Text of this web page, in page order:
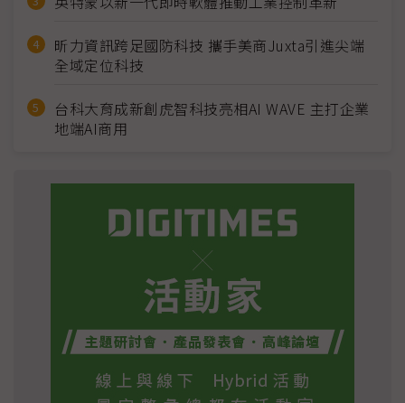
昕力資訊跨足國防科技 攜手美商Juxta引進尖端
全域定位科技
台科大育成新創虎智科技亮相AI WAVE 主打企業
地端AI商用